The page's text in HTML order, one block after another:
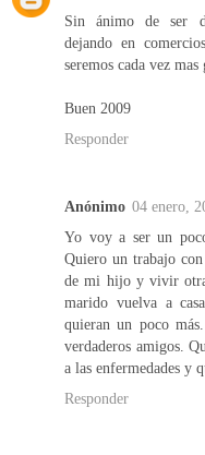
Sin ánimo de ser
dejando en
seremos cada vez mas
Buen 2009
Responder
Anónimo 04 enero,
Yo voy a ser un
Quiero un trabajo
de mi hijo y vivir
marido vuelva a
quieran un poco
verdaderos amigos.
a las enfermedades y
Responder